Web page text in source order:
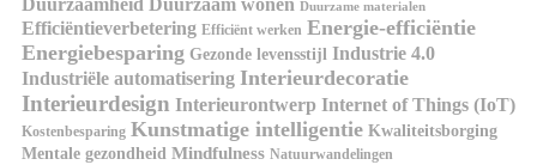
Duurzaamheid Duurzaam wonen Duurzame materialen
Efficiëntieverbetering Efficiënt werken Energie-efficiëntie
Energiebesparing Gezonde levensstijl Industrie 4.0
Industriële automatisering Interieurdecoratie
Interieurdesign Interieurontwerp Internet of Things (IoT)
Kostenbesparing Kunstmatige intelligentie Kwaliteitsborging
Mentale gezondheid Mindfulness Natuurwandelingen